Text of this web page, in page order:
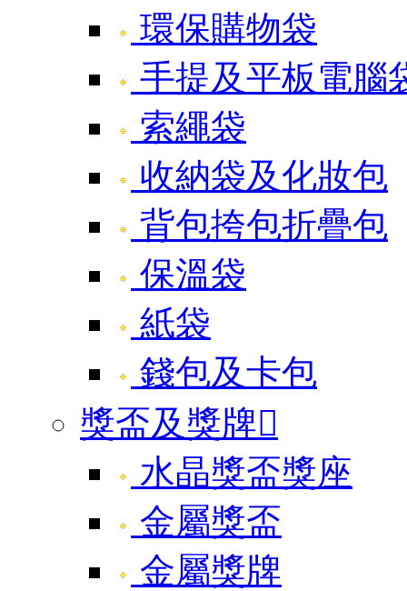
環保購物袋
手提及平板電腦
索繩袋
收納袋及化妝包
背包挎包折疊包
保溫袋
紙袋
錢包及卡包
獎盃及獎牌
水晶獎盃獎座
金屬獎盃
金屬獎牌